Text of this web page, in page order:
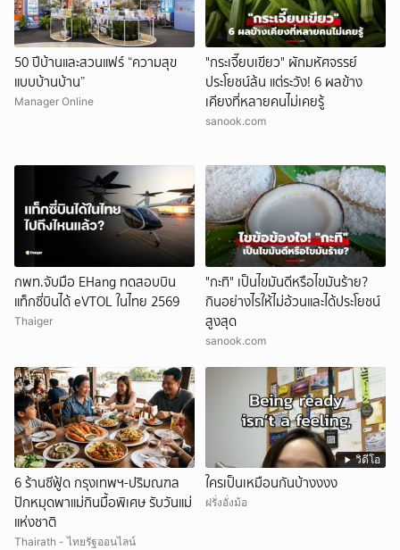
50 ปีบ้านและสวนแฟร์ “ความสุข
แบบบ้านบ้าน”
Manager Online
"กระเจี๊ยบเขียว" ผักมหัศจรรย์
ประโยชน์ล้น แต่ระวัง! 6 ผลข้าง
เคียงที่หลายคนไม่เคยรู้
sanook.com
กพท.จับมือ EHang ทดสอบบิน
แท็กซี่บินได้ eVTOL ในไทย 2569
Thaiger
"กะทิ" เป็นไขมันดีหรือไขมันร้าย?
กินอย่างไรให้ไม่อ้วนและได้ประโยชน์
สูงสุด
sanook.com
6 ร้านซีฟู้ด กรุงเทพฯ-ปริมณฑล
ปักหมุดพาแม่กินมื้อพิเศษ รับวันแม่
แห่งชาติ
Thairath - ไทยรัฐออนไลน์
วิดีโอ
ใครเป็นเหมือนกันบ้างงงง
ฝรั่งอั่งม้อ